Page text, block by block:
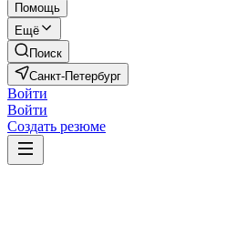
Помощь
Ещё
Поиск
Санкт-Петербург
Войти
Войти
Создать резюме